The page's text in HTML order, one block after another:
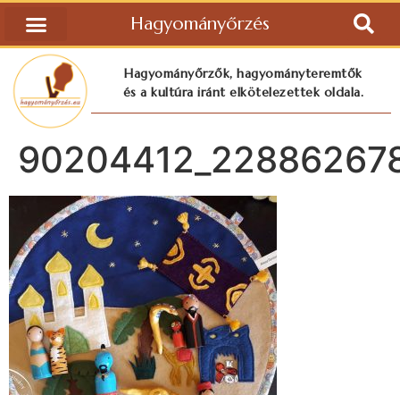
Hagyományőrzés
Hagyományőrzők, hagyományteremtők
és a kultúra iránt elkötelezettek oldala.